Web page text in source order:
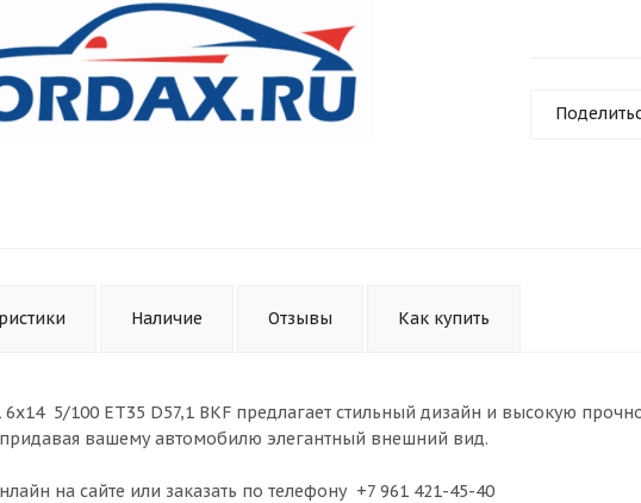
Наличие Отзывы Как купить
5/100 ET35 D57,1 BKF предлагает стильный дизайн и высокую
вашему автомобилю элегантный внешний вид.
на сайте или заказать по телефону +7 961 421-45-40